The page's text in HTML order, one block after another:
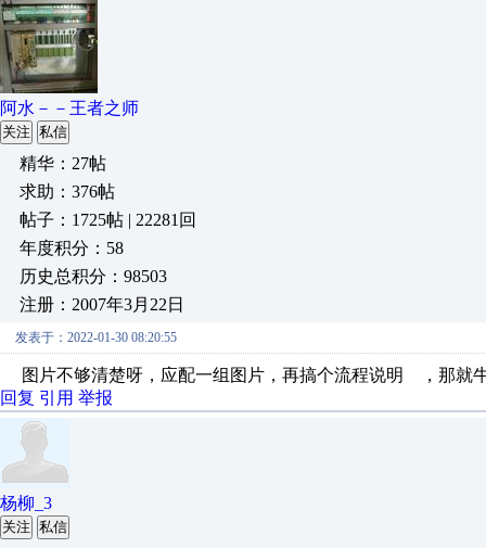
阿水－－王者之师
关注 私信
精华：27帖
求助：376帖
帖子：1725帖 | 22281回
年度积分：58
历史总积分：98503
注册：2007年3月22日
发表于：2022-01-30 08:20:55
图片不够清楚呀，应配一组图片，再搞个流程说明 ，那就
回复 引用 举报
杨柳_3
关注 私信